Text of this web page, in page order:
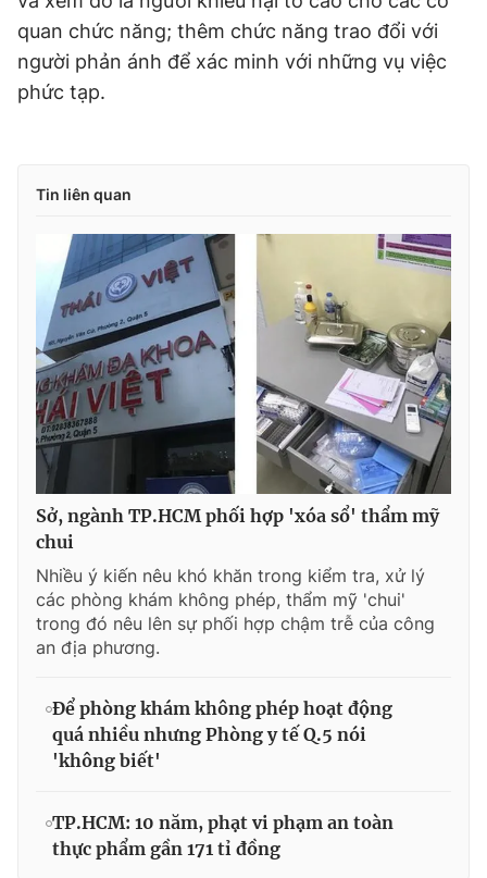
quan chức năng; thêm chức năng trao đổi với
người phản ánh để xác minh với những vụ việc
phức tạp.
Tin liên quan
Sở, ngành TP.HCM phối hợp 'xóa sổ' thẩm mỹ
chui
Nhiều ý kiến nêu khó khăn trong kiểm tra, xử lý
các phòng khám không phép, thẩm mỹ 'chui'
trong đó nêu lên sự phối hợp chậm trễ của công
an địa phương.
Để phòng khám không phép hoạt động
quá nhiều nhưng Phòng y tế Q.5 nói
'không biết'
TP.HCM: 10 năm, phạt vi phạm an toàn
thực phẩm gần 171 tỉ đồng